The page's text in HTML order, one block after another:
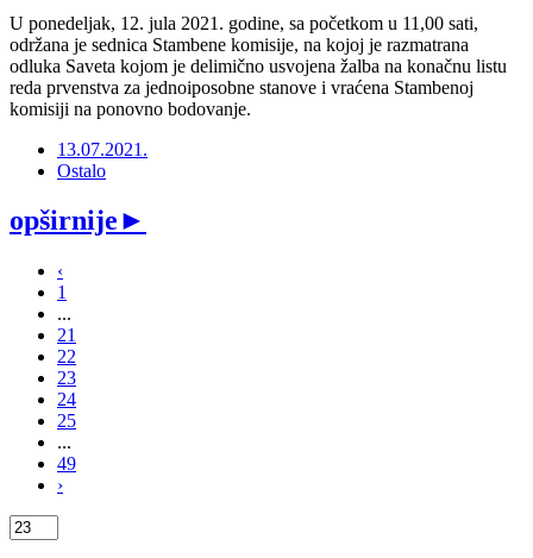
U ponedeljak, 12. jula 2021. godine, sa početkom u 11,00 sati,
održana je sednica Stambene komisije, na kojoj je razmatrana
odluka Saveta kojom je delimično usvojena žalba na konačnu listu
reda prvenstva za jednoiposobne stanove i vraćena Stambenoj
komisiji na ponovno bodovanje.
13.07.2021.
Ostalo
opširnije►
‹
1
...
21
22
23
24
25
...
49
›